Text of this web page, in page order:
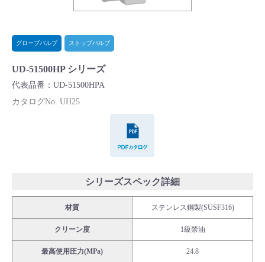
よくあるご質問(FAQ)・用語集
Cv値・流量計算ツール
バルブと継手のきほん
説明会・講習会
ログイン
会社情報
グローブバルブ ストップバルブ
UD-51500HP シリーズ
代表品番：UD-51500HPA
カタログNo. UH25
シリーズスペック詳細
材質 ステンレス鋼製(SUSF316)
クリーン度 1級禁油
最高使用圧力(MPa) 24.8